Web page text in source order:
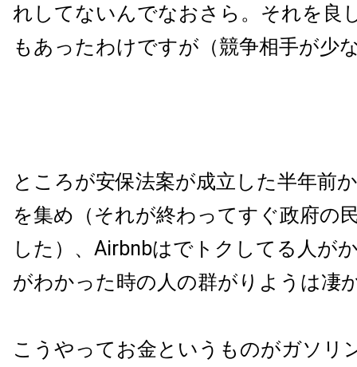
れしてないんでなおさら。それを良
もあったわけですが（競争相手が少
ところが安保法案が成立した半年前
を集め（それが終わってすぐ政府の
した）、Airbnbはでトクしてる人が
がわかった時の人の群がりようは凄
こうやってお金というものがガソリ